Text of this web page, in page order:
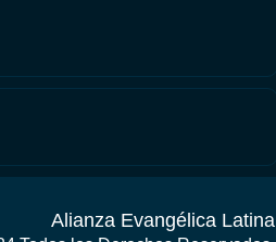
Alianza Evangélica Latina